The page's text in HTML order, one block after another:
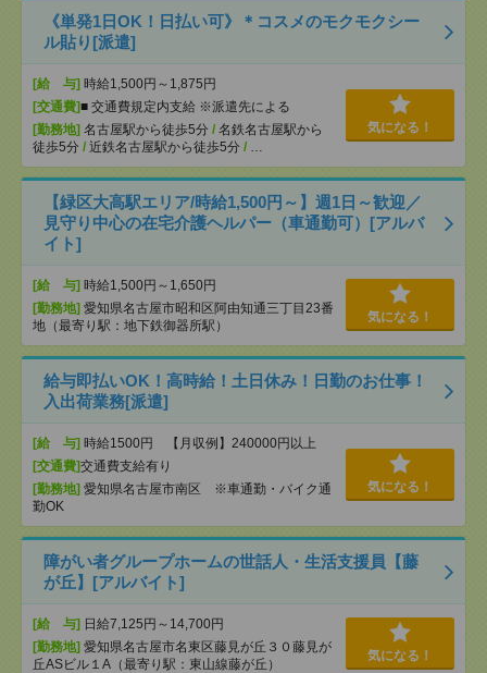
《単発1日OK！日払い可》＊コスメのモクモクシー
ル貼り[派遣]
[給 与] 時給1,500円～1,875円
[交通費]■ 交通費規定内支給 ※派遣先による
[勤務地] 名古屋駅から徒歩5分 / 名鉄名古屋駅から
徒歩5分 / 近鉄名古屋駅から徒歩5分 / …
気になる！
【緑区大高駅エリア/時給1,500円～】週1日～歓迎／
見守り中心の在宅介護ヘルパー（車通勤可）[アルバ
イト]
[給 与] 時給1,500円～1,650円
[勤務地] 愛知県名古屋市昭和区阿由知通三丁目23番
地（最寄り駅：地下鉄御器所駅）
気になる！
給与即払いOK！高時給！土日休み！日勤のお仕事！
入出荷業務[派遣]
[給 与] 時給1500円 【月収例】240000円以上
[交通費]交通費支給有り
[勤務地] 愛知県名古屋市南区 ※車通勤・バイク通
勤OK
気になる！
障がい者グループホームの世話人・生活支援員【藤
が丘】[アルバイト]
[給 与] 日給7,125円～14,700円
[勤務地] 愛知県名古屋市名東区藤見が丘３０藤見が
丘ASビル１A（最寄り駅：東山線藤が丘）
気になる！